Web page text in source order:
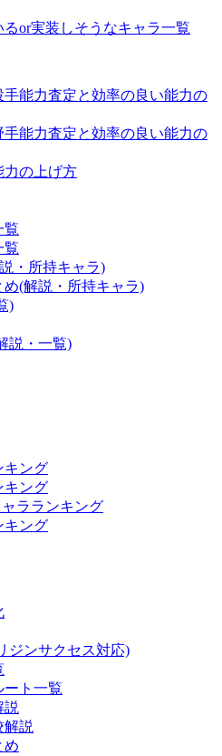
or実装しそうなキャラ一覧
能力査定と効率の良い能力の
能力査定と効率の良い能力の
力の上げ方
覧
覧
・所持キャラ)
(解説・所持キャラ)
)
説・一覧)
キング
キング
ラランキング
キング
ジンサクセス対応)
ート一覧
説
解説
め